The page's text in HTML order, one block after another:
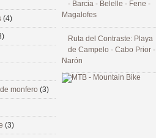
- Barcia - Belelle - Fene -
Magalofes
Ruta del Contraste: Playa
de Campelo - Cabo Prior -
Narón
(4)
monfero (3)
(3)